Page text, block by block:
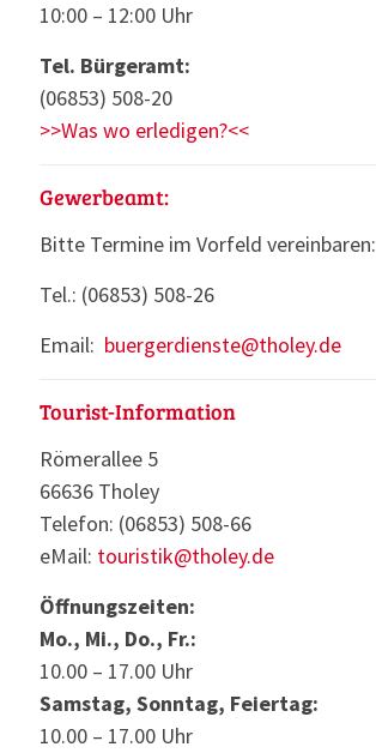
10:00 – 12:00 Uhr
Tel. Bürgeramt:
(06853) 508-20
>>Was wo erledigen?<<
Gewerbeamt:
Bitte Termine im Vorfeld vereinbaren:
Tel.: (06853) 508-26
Email: buergerdienste@tholey.de
Tourist-Information
Römerallee 5
66636 Tholey
Telefon: (06853) 508-66
eMail: touristik@tholey.de
Öffnungszeiten:
Mo., Mi., Do., Fr.:
10.00 – 17.00 Uhr
Samstag, Sonntag, Feiertag:
10.00 – 17.00 Uhr